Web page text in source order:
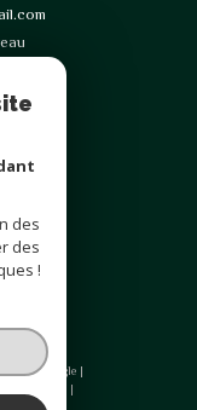
by Google |
des
des
!